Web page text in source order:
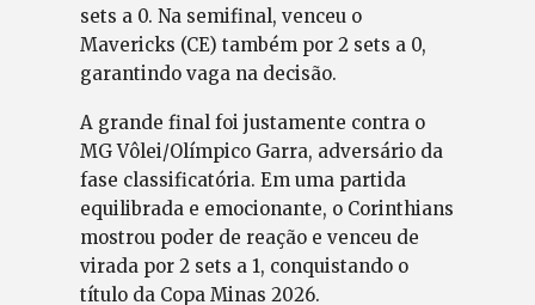
sets a 0. Na semifinal, venceu o
Mavericks (CE) também por 2 sets a 0,
garantindo vaga na decisão.
A grande final foi justamente contra o
MG Vôlei/Olímpico Garra, adversário da
fase classificatória. Em uma partida
equilibrada e emocionante, o Corinthians
mostrou poder de reação e venceu de
virada por 2 sets a 1, conquistando o
título da Copa Minas 2026.